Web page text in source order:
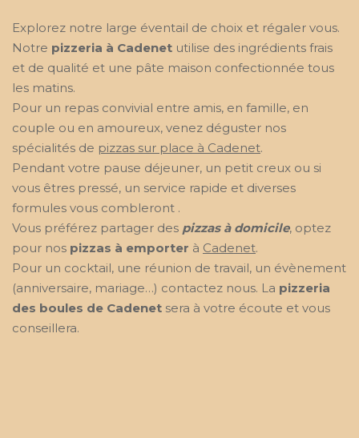
Explorez notre large éventail de choix et régaler vous.
Notre pizzeria à Cadenet utilise des ingrédients frais
et de qualité et une pâte maison confectionnée tous
les matins.
Pour un repas convivial entre amis, en famille, en
couple ou en amoureux, venez déguster nos
spécialités de pizzas sur place à Cadenet.
Pendant votre pause déjeuner, un petit creux ou si
vous êtres pressé, un service rapide et diverses
formules vous combleront .
Vous préférez partager des pizzas à domicile, optez
pour nos pizzas à emporter à Cadenet.
Pour un cocktail, une réunion de travail, un évènement
(anniversaire, mariage…) contactez nous. La pizzeria
des boules de Cadenet sera à votre écoute et vous
conseillera.